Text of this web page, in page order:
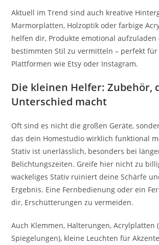
Aktuell im Trend sind auch kreative
Marmorplatten, Holzoptik oder farbige
helfen dir, Produkte emotional aufzuladen
bestimmten Stil zu vermitteln – perfekt
Plattformen wie Etsy oder Instagram.
Die kleinen Helfer: Zubehör,
Unterschied macht
Oft sind es nicht die großen Geräte,
das dein Homestudio wirklich funktional
Stativ ist unerlässlich, besonders bei
Belichtungszeiten. Greife hier nicht zu
wackeliges Stativ ruiniert deine Schärfe
Ergebnis. Eine Fernbedienung oder ein
dir, Erschütterungen zu vermeiden.
Auch Klemmen, Halterungen, Acrylplatten
Spiegelungen), kleine Leuchten für